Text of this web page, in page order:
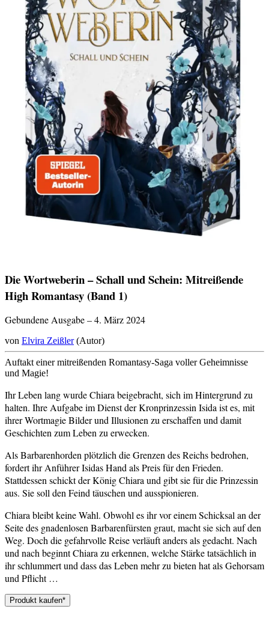
Die Wortweberin – Schall und Schein: Mitreißende
High Romantasy (Band 1)
Gebundene Ausgabe – 4. März 2024
von Elvira Zeißler (Autor)
Auftakt einer mitreißenden Romantasy-Saga voller Geheimnisse
und Magie!
Ihr Leben lang wurde Chiara beigebracht, sich im Hintergrund zu
halten. Ihre Aufgabe im Dienst der Kronprinzessin Isida ist es, mit
ihrer Wortmagie Bilder und Illusionen zu erschaffen und damit
Geschichten zum Leben zu erwecken.
Als Barbarenhorden plötzlich die Grenzen des Reichs bedrohen,
fordert ihr Anführer Isidas Hand als Preis für den Frieden.
Stattdessen schickt der König Chiara und gibt sie für die Prinzessin
aus. Sie soll den Feind täuschen und ausspionieren.
Chiara bleibt keine Wahl. Obwohl es ihr vor einem Schicksal an der
Seite des gnadenlosen Barbarenfürsten graut, macht sie sich auf den
Weg. Doch die gefahrvolle Reise verläuft anders als gedacht. Nach
und nach beginnt Chiara zu erkennen, welche Stärke tatsächlich in
ihr schlummert und dass das Leben mehr zu bieten hat als Gehorsam
und Pflicht …
Produkt kaufen*